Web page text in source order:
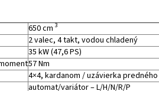
650 cm 3
2 valec, 4 takt, vodou chladený
35 kW (47,6 PS)
57 Nm
4×4, kardanom / uzávierka
automat/variátor – L/H/N/R/P